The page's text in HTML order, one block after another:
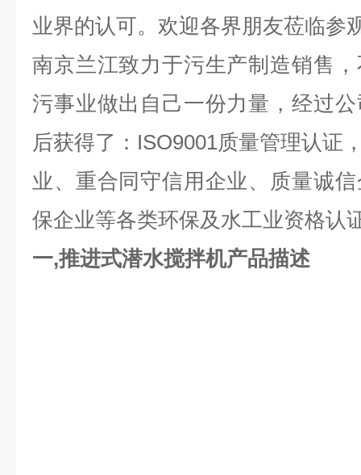
业界的认可。欢迎各界朋友莅临参
南京兰江致力于污生产制造销售
污事业做出自己一份力量，经过
后获得了：ISO9001质量管理认证
业、重合同守信用企业、质量诚
保企业等各类环保及水工业资格认
一,推进式潜水搅拌机产品描述